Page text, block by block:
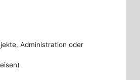
Administration oder